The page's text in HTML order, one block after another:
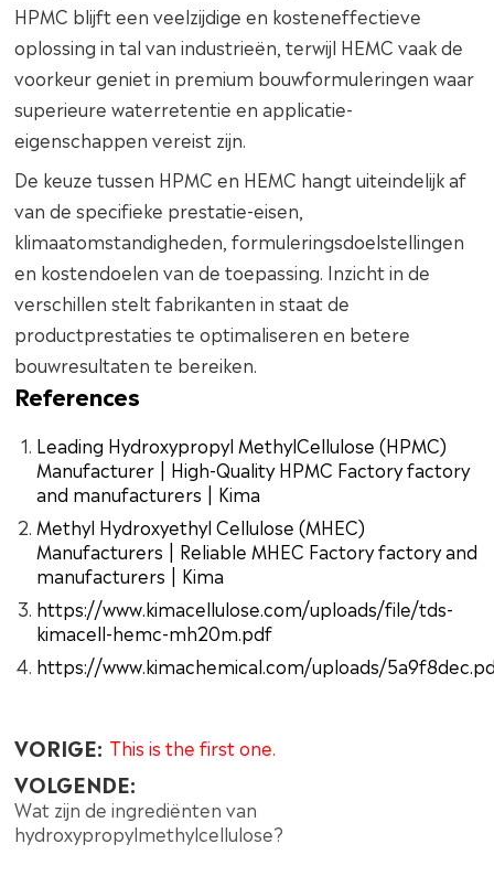
HPMC blijft een veelzijdige en kosteneffectieve
oplossing in tal van industrieën, terwijl HEMC vaak de
voorkeur geniet in premium bouwformuleringen waar
superieure waterretentie en applicatie-
eigenschappen vereist zijn.
De keuze tussen HPMC en HEMC hangt uiteindelijk af
van de specifieke prestatie-eisen,
klimaatomstandigheden, formuleringsdoelstellingen
en kostendoelen van de toepassing. Inzicht in de
verschillen stelt fabrikanten in staat de
productprestaties te optimaliseren en betere
bouwresultaten te bereiken.
References
Leading Hydroxypropyl MethylCellulose (HPMC)
Manufacturer | High-Quality HPMC Factory factory
and manufacturers | Kima
Methyl Hydroxyethyl Cellulose (MHEC)
Manufacturers | Reliable MHEC Factory factory and
manufacturers | Kima
https://www.kimacellulose.com/uploads/file/tds-
kimacell-hemc-mh20m.pdf
https://www.kimachemical.com/uploads/
VORIGE: This is the first one.
VOLGENDE:
Wat zijn de ingrediënten van
hydroxypropylmethylcellulose?